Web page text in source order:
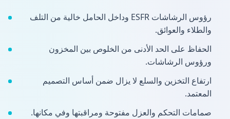
رؤوس الرشاشات ESFR وداخل الحامل خالية من التلف
والطلاء والعوائق.
الحفاظ على الحد الأدنى من الخلوص بين المخزون
ورؤوس الرشاشات.
ارتفاع التخزين والسلع لا يزال ضمن أساس التصميم
المعتمد.
صمامات التحكم والعزل مفتوحة ومراقبتها وفي مكانها.